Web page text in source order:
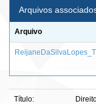
Arquivos
Arquivo
Título: